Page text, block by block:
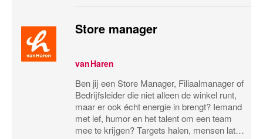
Store manager
vanHaren
Ben jij een Store Manager, Filiaalmanager of
Bedrijfsleider die niet alleen de winkel runt,
maar er ook écht energie in brengt? Iemand
met lef, humor en het talent om een team
mee te krijgen? Targets halen, mensen laten